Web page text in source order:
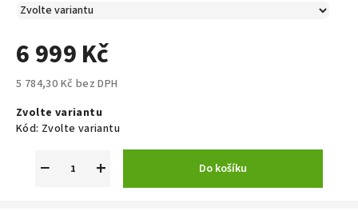
6 999 Kč
5 784,30 Kč bez DPH
cena:
Zvolte variantu
Kód: Zvolte variantu
+
− Do košíku